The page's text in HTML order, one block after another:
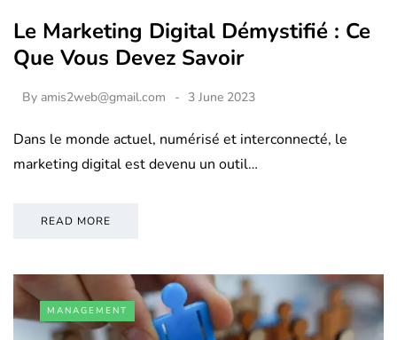
Le Marketing Digital Démystifié : Ce
Que Vous Devez Savoir
By amis2web@gmail.com 3 June 2023
Dans le monde actuel, numérisé et interconnecté, le
marketing digital est devenu un outil…
READ MORE
MANAGEMENT